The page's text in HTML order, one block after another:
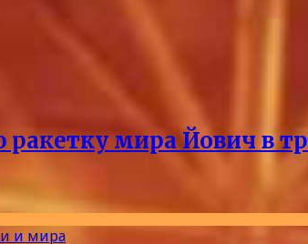
ракетку мира Йович в